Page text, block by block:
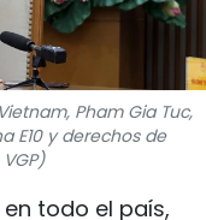
Pham Gia Tuc,
E10 y derechos de
todo el país,